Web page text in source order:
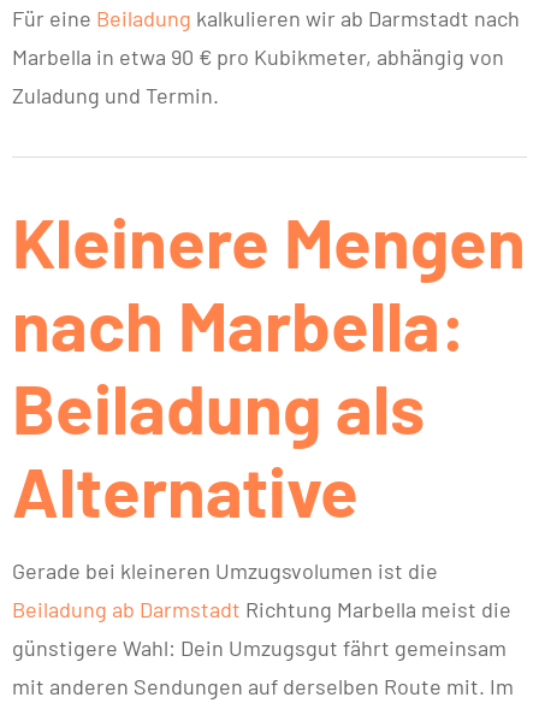
Für eine Beiladung kalkulieren wir ab Darmstadt nach
Marbella in etwa 90 € pro Kubikmeter, abhängig von
Zuladung und Termin.
Kleinere Mengen
nach Marbella:
Beiladung als
Alternative
Gerade bei kleineren Umzugsvolumen ist die
Beiladung ab Darmstadt Richtung Marbella meist die
günstigere Wahl: Dein Umzugsgut fährt gemeinsam
mit anderen Sendungen auf derselben Route mit. Im